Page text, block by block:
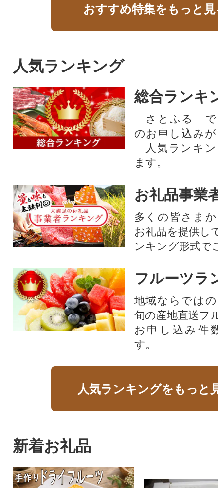
おすすめ特集をもっと
人気ランキング
総合ランキ
「さとふる」
のお申し込み
「人気ランキ
ます。
お礼品事業
多くの皆さま
お礼品を提供し
ンキング形式で
フルーツラ
地域ならでは
旬の産地直送フ
お申し込み件
す。
人気ランキングをもっと
新着お礼品